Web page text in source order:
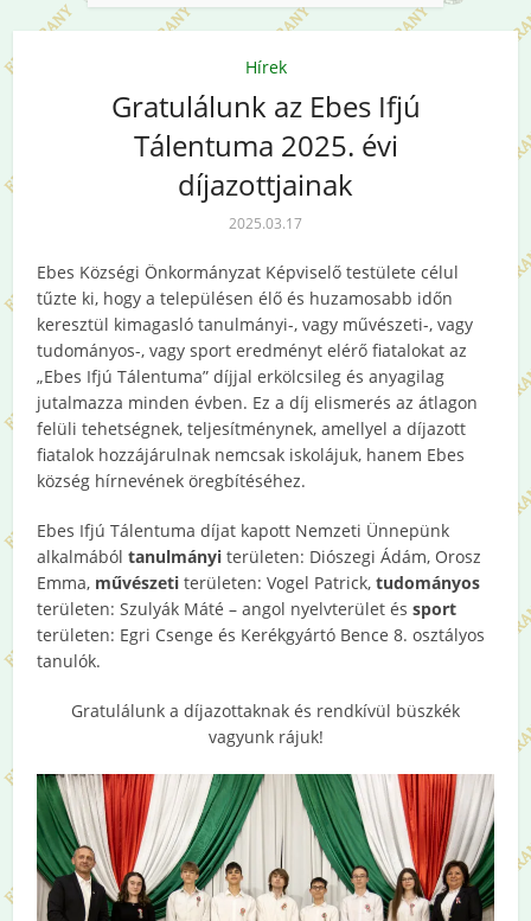
Hírek
Gratulálunk az Ebes Ifjú
Tálentuma 2025. évi
díjazottjainak
2025.03.17
Ebes Községi Önkormányzat Képviselő testülete célul
tűzte ki, hogy a településen élő és huzamosabb időn
keresztül kimagasló tanulmányi-, vagy művészeti-, vagy
tudományos-, vagy sport eredményt elérő fiatalokat az
„Ebes Ifjú Tálentuma” díjjal erkölcsileg és anyagilag
jutalmazza minden évben. Ez a díj elismerés az átlagon
felüli tehetségnek, teljesítménynek, amellyel a díjazott
fiatalok hozzájárulnak nemcsak iskolájuk, hanem Ebes
község hírnevének öregbítéséhez.
Ebes Ifjú Tálentuma díjat kapott Nemzeti Ünnepünk
alkalmábóltanulmányi területen: Diószegi Ádám, Orosz
Emma, művészeti területen: Vogel Patrick,tudományos
területen: Szulyák Máté – angol nyelvterület éssport
területen: Egri Csenge és Kerékgyártó Bence 8. osztályos
tanulók.
Gratulálunk a díjazottaknak és rendkívül büszkék
vagyunk rájuk!